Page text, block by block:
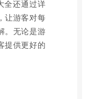
全还通过详
让游客对每
。无论是游
提供更好的